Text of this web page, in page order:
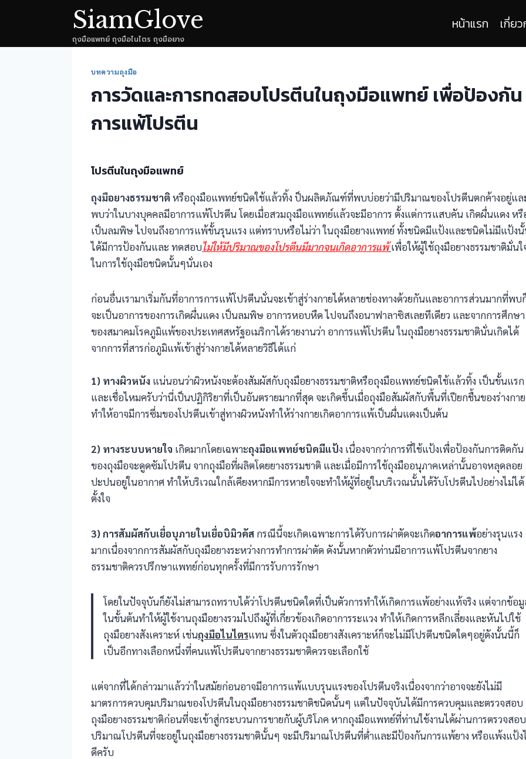
SiamGlove
ถุงมือแพทย์ ถุงมือไนไตร ถุงมือยาง
หน้าแรก เกี่ย
บทความถุงมือ
การวัดและการทดสอบโปรตีนในถุงมือแพทย์ เพื่อป้องกัน
การแพ้โปรตีน
โปรตีนในถุงมือแพทย์
ถุงมือยางธรรมชาติ หรือถุงมือแพทย์ชนิดใช้แล้วทิ้ง ป็นผลิตภัณฑ์ที่พบบ่อยว่ามีปริมาณของโปรตีนตกค้างอยู่แล
พบว่าในบางบุคคลมีอาการแพ้โปรตีน โดยเมื่อสวมถุงมือแพทย์แล้วจะมีอาการ ตั้งแต่การแสบคัน เกิดผื่นแดง หรื
เป็นลมพิษ ไปจนถึงอาการแพ้ขั้นรุนแรง แต่ทราบหรือไม่ว่า ในถุงมือยางแพทย์ ทั้งชนิดมีแป้งและชนิดไม่มีแป้ง
ได้มีการป้องกันและ ทดสอบไม่ให้มีปริมาณของโปรตีนมีมากจนเกิดอาการแพ้ เพื่อให้ผู้ใช้ถุงมือยางธรรมชาติมั่นใ
ในการใช้ถุงมือชนิดนั้นๆนั่นเอง
ก่อนอื่นเรามาเริ่มกันที่อาการการแพ้โปรตีนนั่นจะเข้าสู่ร่างกายได้หลายช่องทางด้วยกันและอาการส่วนมากที่พบ
จะเป็นอาการของการเกิดผื่นแดง เป็นลมพิษ อาการหอบหืด ไปจนถึงอนาฟาลาซิสเลยทีเดียว และจากการศึกษา
ของสมาคมโรคภูมิแพ้ของประเทศสหรัฐอเมริกาได้รายงานว่า อาการแพ้โปรตีน ในถุงมือยางธรรมชาตินั่นเกิดได้
จากการที่สารก่อภูมิแพ้เข้าสู่ร่างกายได้หลายวิธีได้แก่
1) ทางผิวหนัง แน่นอนว่าผิวหนังจะต้องสัมผัสกับถุงมือยางธรรมชาติหรือถุงมือแพทย์ชนิดใช้แล้วทิ้ง เป็นขั้นแรก
และเชื่อไหมครับว่านี่เป็นปฏิกิริยาที่เป็นอันตรายมากที่สุด จะเกิดขึ้นเมื่อถุงมือสัมผัสกับพื้นที่เปียกชื้นของร่างกาย
ทำให้อาจมีการซึ่มของโปรตีนเข้าสู่ทางผิวหนังทำให้ร่างกายเกิดอาการแพ้เป็นผื่นแดงเป็นต้น
2) ทางระบบหายใจ เกิดมากโดยเฉพาะถุงมือแพทย์ชนิดมีแป้ง เนื่องจากว่าการที่ใช้แป้งเพื่อป้องกันการติดกัน
ของถุงมือจะดูดซัมโปรตีน จากถุงมือที่ผลิตโดยยางธรรมชาติ และเมื่อมีการใช้ถุงมืออนุภาคเหล่านั้นอาจหลุดลอย
ปะปนอยู่ในอากาศ ทำให้บริเวณใกล้เคียงหากมีการหายใจจะทำให้ผู้ที่อยู่ในบริเวณนั้นได้รับโปรตีนไปอย่างไม่ได้
ตั้งใจ
3) การสัมผัสกับเยื่อบุภายในเยื่อบิมิวคัส กรณีนี้จะเกิดเฉพาะการได้รับการผ่าตัดจะเกิดอาการแพ้อย่างรุนแรง
มากเนื่องจากการสัมผัสกับถุงมือยางระหว่างการทำการผ่าตัด ดังนั้นหากตัวท่านมีอาการแพ้โปรตีนจากยาง
ธรรมชาติควรปรึกษาแพทย์ก่อนทุกครั้งที่มีการรับการรักษา
โดยในปัจจุบันก็ยังไม่สามารถทราบได้ว่าโปรตีนชนิดใดที่เป็นตัวการทำให้เกิดการแพ้อย่างแท้จริง แต่จากข้อ
ในขั้นต้นทำให้ผู้ใช้งานถุงมือยางรวมไปถึงผู้ที่เกี่ยวข้องเกิดอาการระแวง ทำให้เกิดการหลีกเลี่ยงและหันไปใช้
ถุงมือยางสังเคราะห์ เช่นถุงมือไนไตรแทน ซึ่งในตัวถุงมือยางสังเคราะห์ก็จะไม่มีโปรตีนชนิดใดๆอยู่ดังนั้นนี้ก็
เป็นอีกทางเลือกหนึ่งที่คนแพ้โปรตีนจากยางธรรมชาติควรจะเลือกใช้
แต่จากที่ได้กล่าวมาแล้วว่าในสมัยก่อนอาจมีอาการแพ้แบบรุนแรงของโปรตีนจริงเนื่องจากว่าอาจจะยังไม่มี
มาตรการควบคุมปริมาณของโปรตีนในถุงมือยางธรรมชาติชนิดนั้นๆ แต่ในปัจจุบันได้มีการควบคุมและตรวจสอบ
ถุงมือยางธรรมชาติก่อนที่จะเข้าสู่กระบวนการขายกับผู้บริโภค หากถุงมือแพทย์ที่ท่านใช้งานได้ผ่านการตรวจสอบ
ปริมาณโปรตีนที่จะอยู่ในถุงมือยางธรรมชาตินั้นๆ จะมีปริมาณโปรตีนที่ต่ำและมีป้องกันการแพ้ยาง หรือแพ้งแป้ง
ดีครับ